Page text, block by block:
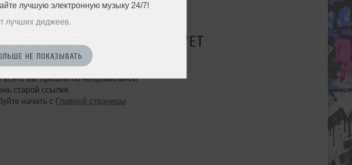
лучшую электронную музыку 24/7!
лучших диджеев.
НЕ ПОКАЗЫВАТЬ
СТРАНИЦЫ НЕ СУЩЕСТВУЕТ
404
всего вы пришли по неправильной
старой ссылке.
начать с Главной страницы